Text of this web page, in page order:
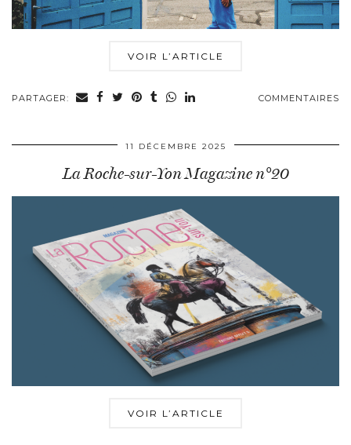
VOIR L’ARTICLE
PARTAGER: COMMENTAIRES
11 DÉCEMBRE 2025
La Roche-sur-Yon Magazine n°20
VOIR L’ARTICLE